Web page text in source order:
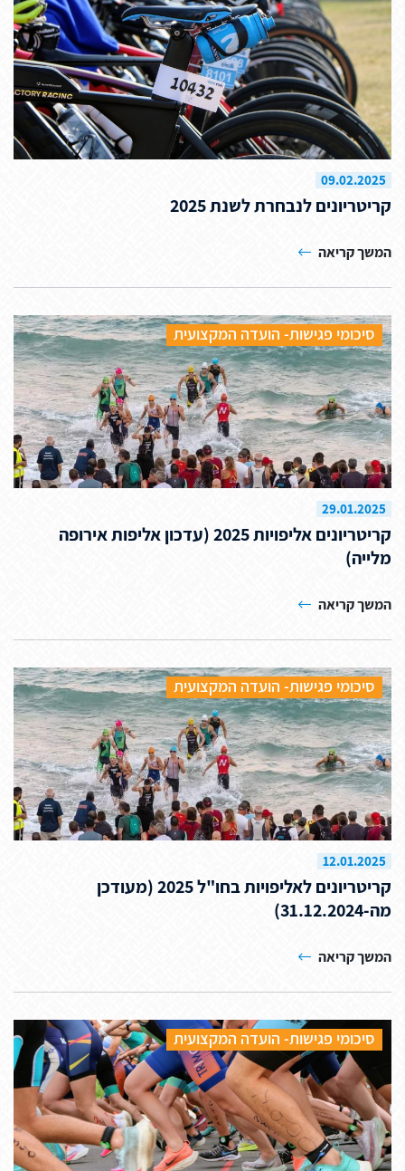
קריטריונים לנבחרת לשנת 2025
09.02.2025
המשך קריאה
קריטריונים אליפויות 2025 (עדכון אליפות אירופה
מלייה)
29.01.2025
המשך קריאה
סיכומי פגישות- הועדה המקצועית
קריטריונים לאליפויות בחו"ל 2025 (מעודכן
מה-31.12.2024)
12.01.2025
המשך קריאה
סיכומי פגישות- הועדה המקצועית
סיכומי פגישות- הועדה המקצועית